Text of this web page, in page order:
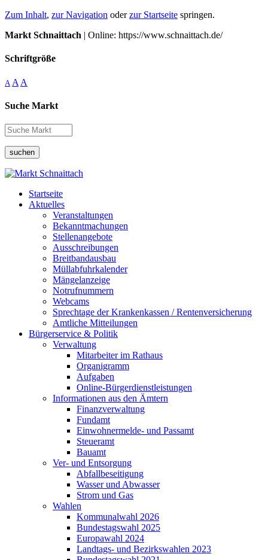
Zum Inhalt, zur Navigation oderzur Startseite springen.
Markt Schnaittach | Online: https://www.schnaittach.de/
Schriftgröße
A A A
Suche Markt
suchen
Startseite
Aktuelles
Veranstaltungen
Bekanntmachungen
Stellenangebote
Ausschreibungen
Breitbandausbau
Müllabfuhrkalender
Mängelanzeige
Notrufnummern
Webcams
Sprechtage der Krankenkassen / Rentenversicherung
Amtliche Mitteilungen
Bürgerservice & Politik
Verwaltung
Mitarbeiter im Rathaus
Organigramm
Aufgaben
Online-Bürgerdienstleistungen
Informationen aus den Ämtern
Finanzverwaltung
Fundamt
Einwohnermelde- und Passamt
Steueramt
Bauamt
Ver- und Entsorgung
Abfallbeseitigung
Wasser und Abwasser
Strom und Gas
Wahlen
Kommunalwahl 2026
Bundestagswahl 2025
Europawahl 2024
Landtags- und Bezirkswahlen 2023